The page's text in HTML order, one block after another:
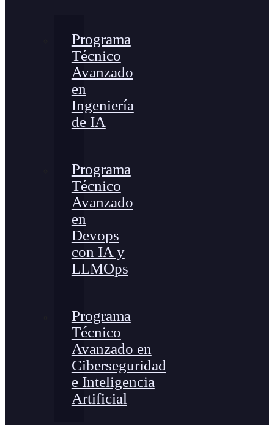
Programa
Técnico
Avanzado
en
Ingeniería
de IA
Programa
Técnico
Avanzado
en
Devops
con IA y
LLMOps
Programa
Técnico
Avanzado en
Ciberseguridad
e Inteligencia
Artificial